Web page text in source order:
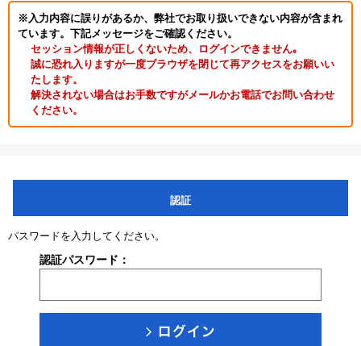
※入力内容に誤りがあるか、弊社でお取り扱いできない内容が含まれ
ています。下記メッセージをご確認ください。
セッション情報が正しくないため、ログインできません｡
誠に恐れ入りますが一度ブラウザを閉じて再アクセスをお願いい
たします。
解決されない場合はお手数ですがメールかお電話でお問い合わせ
ください。
認証
パスワードを入力してください。
認証パスワード：